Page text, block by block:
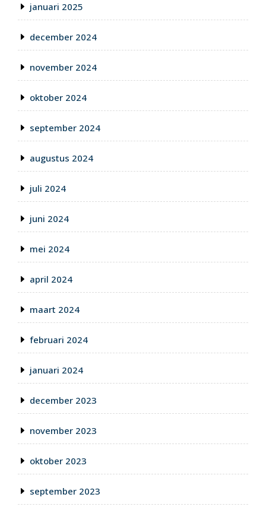
januari 2025
december 2024
november 2024
oktober 2024
september 2024
augustus 2024
juli 2024
juni 2024
mei 2024
april 2024
maart 2024
februari 2024
januari 2024
december 2023
november 2023
oktober 2023
september 2023